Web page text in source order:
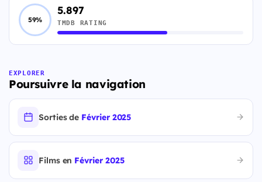
59%
5.897
TMDB RATING
EXPLORER
Poursuivre la navigation
Sorties de Février 2025
Films en Février 2025